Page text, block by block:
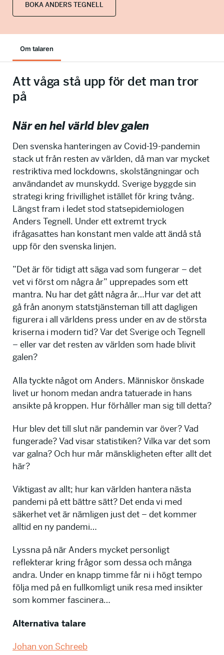
BOKA ANDERS TEGNELL
Om talaren
Att våga stå upp för det man tror
på
När en hel värld blev galen
Den svenska hanteringen av Covid-19-pandemin
stack ut från resten av världen, då man var mycket
restriktiva med lockdowns, skolstängningar och
användandet av munskydd. Sverige byggde sin
strategi kring frivillighet istället för kring tvång.
Längst fram i ledet stod statsepidemiologen
Anders Tegnell. Under ett extremt tryck
ifrågasattes han konstant men valde att ändå stå
upp för den svenska linjen.
”Det är för tidigt att säga vad som fungerar – det
vet vi först om några år” upprepades som ett
mantra. Nu har det gått några år…Hur var det att
gå från anonym statstjänsteman till att dagligen
figurera i all världens press under en av de största
kriserna i modern tid? Var det Sverige och Tegnell
– eller var det resten av världen som hade blivit
galen?
Alla tyckte något om Anders. Människor önskade
livet ur honom medan andra tatuerade in hans
ansikte på kroppen. Hur förhåller man sig till detta?
Hur blev det till slut när pandemin var över? Vad
fungerade? Vad visar statistiken? Vilka var det som
var galna? Och hur mår mänskligheten efter allt det
här?
Viktigast av allt; hur kan världen hantera nästa
pandemi på ett bättre sätt? Det enda vi med
säkerhet vet är nämligen just det – det kommer
alltid en ny pandemi…
Lyssna på när Anders mycket personligt
reflekterar kring frågor som dessa och många
andra. Under en knapp timme får ni i högt tempo
följa med på en fullkomligt unik resa med insikter
som kommer fascinera…
Alternativa talare
Johan von Schreeb